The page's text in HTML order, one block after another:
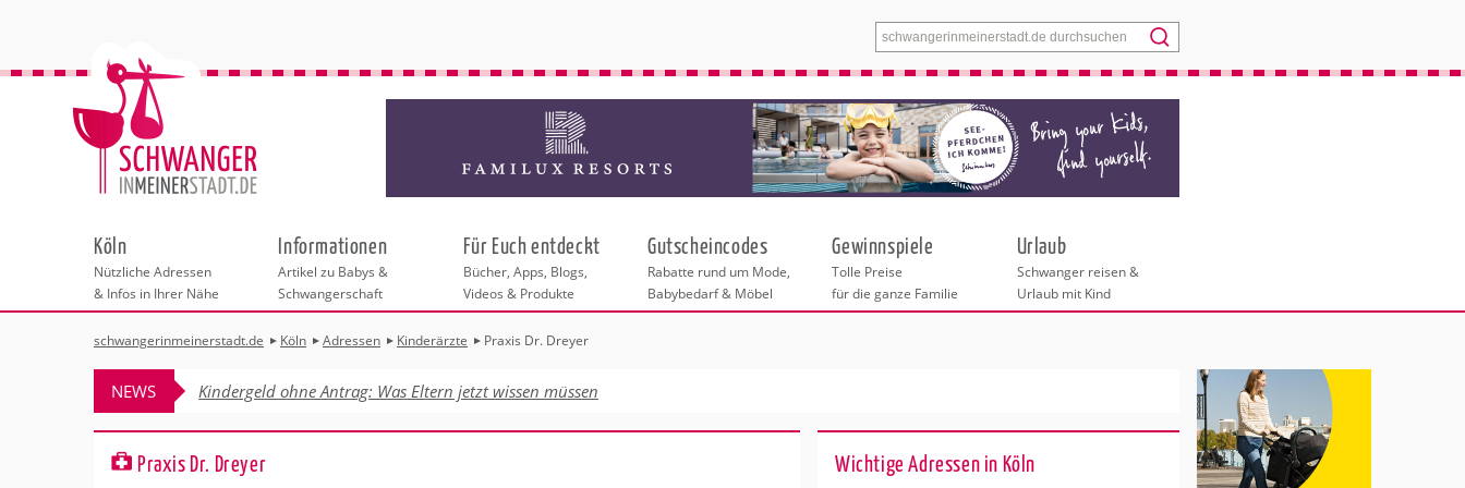
Menü
Köln
Nützliche Adressen
& Infos in Ihrer Nähe
Städteauswahl
Adressen
Hebammen
Geburtshäuser
Frauenärzte
Behördengänge &
Checklisten
Beratungsstellen
Kinderwunschzentren in Köln
Schwangerschaftskurse
Erste Hilfe & Beratung
Rückbildung
Shopping
Wellness & Gesundheit
Fotografie & Dienstleistungen
Informationen
Artikel zu Babys &
Schwangerschaft
Für Euch entdeckt
Bücher, Apps, Blogs,
Videos & Produkte
Gutscheincodes
Rabatte rund um Mode,
Babybedarf & Möbel
Gewinnspiele
Tolle Preise
für die ganze Familie
Urlaub
Schwanger reisen &
Urlaub mit Kind
schwangerinmeinerstadt.de Köln Adressen Kinderärzte Praxis Dr. Dreyer
NEWS Kindergeld ohne Antrag: Was Eltern jetzt wissen müssen
Praxis Dr. Dreyer Wichtige Adressen in Köln